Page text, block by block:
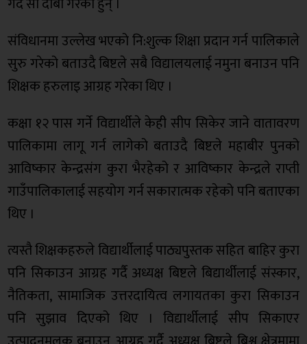
संविधानमा उल्लेख भएको नि:शुल्क शिक्षा प्रदान गर्न पालिकाले
सुरु गरेको बताउदै बिष्टले सबै विद्यालयलाई नमुना बनाउन पनि
शिक्षक हरुलाइ आग्रह गरेका थिए ।
कक्षा १२ पास गर्ने विद्यार्थीले केही सीप सिकेर जाने वातावरण
पालिकामा लागू गर्न लागेको बताउदै बिष्टले महाबीर पुनको
आविष्कार केन्द्रसंग कुरा भैरहेको र आविष्कार केन्द्रले राप्ती
गाउँपालिकालाई सहयोग गर्न सकारात्मक रहेको पनि बताएका
थिए ।
त्यस्तै शिक्षकहरुले विद्यार्थीलाई पाठ्यपुस्तक सहित बाहिर कुरा
पनि सिकाउन आग्रह गर्दै अध्यक्ष बिष्टले बिद्यार्थीलाई संस्कार,
नैतिकता, सामाजिक उत्तरदायित्व लगायतका कुरा सिकाउन
पनि सुझाव दिएको थिए । विद्यार्थीलाई सीप सिकाएर